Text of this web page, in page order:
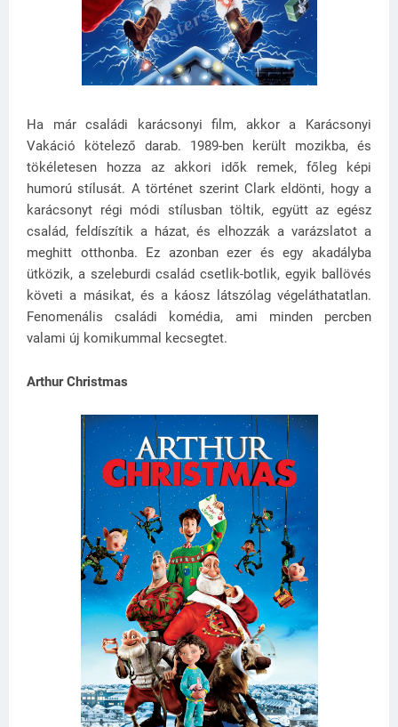
Ha már családi karácsonyi film, akkor a Karácsonyi
Vakáció kötelező darab. 1989-ben került mozikba, és
tökéletesen hozza az akkori idők remek, főleg képi
humorú stílusát. A történet szerint Clark eldönti, hogy a
karácsonyt régi módi stílusban töltik, együtt az egész
család, feldíszítik a házat, és elhozzák a varázslatot a
meghitt otthonba. Ez azonban ezer és egy akadályba
ütközik, a szeleburdi család csetlik-botlik, egyik ballövés
követi a másikat, és a káosz látszólag végeláthatatlan.
Fenomenális családi komédia, ami minden percben
valami új komikummal kecsegtet.
Arthur Christmas